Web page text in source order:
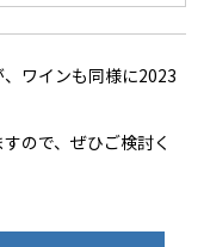
ワインも同様に2023
ので、ぜひご検討く